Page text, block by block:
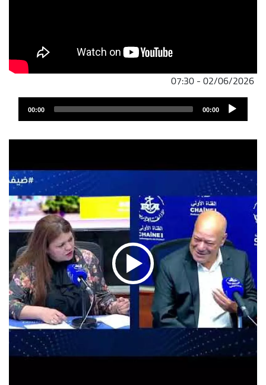
02/06/2026 - 07:30
ملف
الصوت
Audio
Player
00:00
00:00